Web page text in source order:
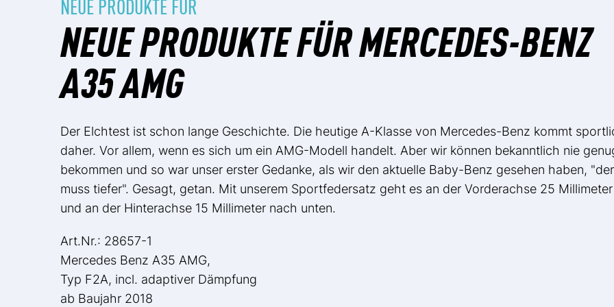
NEUE PRODUKTE FÜR
NEUE PRODUKTE FÜR MERCEDES-BENZ
A35 AMG
Der Elchtest ist schon lange Geschichte. Die heutige A-Klasse von Mercedes-Benz kommt
daher. Vor allem, wenn es sich um ein AMG-Modell handelt. Aber wir können bekanntlich nie
bekommen und so war unser erster Gedanke, als wir den aktuelle Baby-Benz gesehen haben, "der
muss tiefer". Gesagt, getan. Mit unserem Sportfedersatz geht es an der Vorderachse 25 Millimeter
und an der Hinterachse 15 Millimeter nach unten.
Art.Nr.: 28657-1
Mercedes Benz A35 AMG,
Typ F2A, incl. adaptiver Dämpfung
ab Baujahr 2018